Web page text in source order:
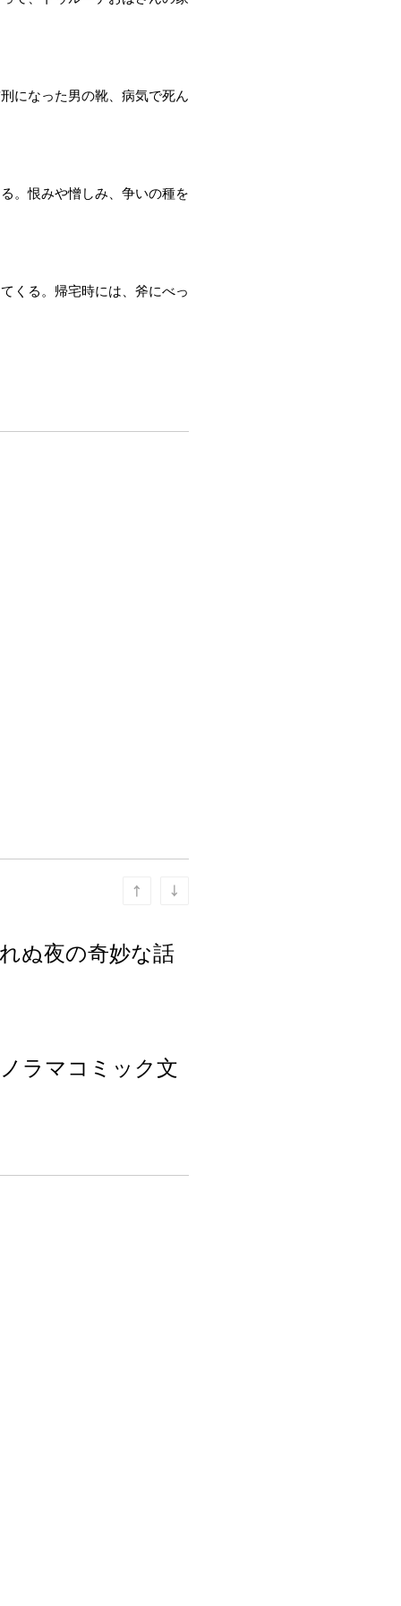
になった男の靴、病気で死ん
。恨みや憎しみ、争いの種を
くる。帰宅時には、斧にべっ
ぬ夜の奇妙な話
ラマコミック文